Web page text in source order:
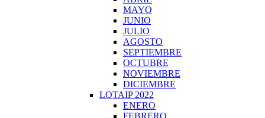
MAYO
JUNIO
JULIO
AGOSTO
SEPTIEMBRE
OCTUBRE
NOVIEMBRE
DICIEMBRE
LOTAIP 2022
ENERO
FEBRERO